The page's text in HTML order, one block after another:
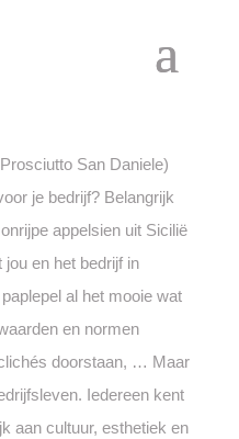
San Daniele)
je bedrijf? Belangrijk
appelsien uit Sicilië
jou en het bedrijf in
al het mooie wat
en normen
doorstaan, … Maar
Iedereen kent
aan cultuur, esthetiek en